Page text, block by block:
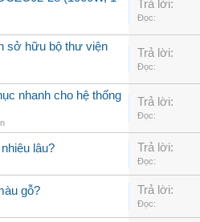
Trả lời:
Đọc:
sở hữu bộ thư viện
Trả lời:
Đọc:
nhanh cho hệ thống
Trả lời:
Đọc:
lâu? Trả lời:
Đọc:
gỗ? Trả lời:
Đọc: